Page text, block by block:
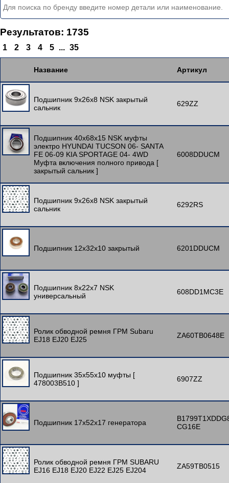
Результатов: 1735
1 2 3 4 5 ... 35
Название Артикул
Подшипник 9x26x8 NSK закрытый
сальник
629ZZ
Подшипник 40x68x15 NSK муфты
электро HYUNDAI TUCSON 06- SANTA
FE 06-09 KIA SPORTAGE 04- 4WD
Муфта включения полного привода [
закрытый сальник ]
6008DDUCM
Подшипник 9x26x8 NSK закрытый
сальник
6292RS
Подшипник 12x32x10 закрытый 6201DDUCM
Подшипник 8x22x7 NSK
универсальный
608DD1MC3E
Ролик обводной ремня ГРМ Subaru
EJ18 EJ20 EJ25
ZA60TB0648E
Подшипник 35x55x10 муфты [
478003B510 ]
6907ZZ
Подшипник 17x52x17 генератора
CG16E
Ролик обводной ремня ГРМ SUBARU
EJ16 EJ18 EJ20 EJ22 EJ25 EJ204
ZA59TB0515